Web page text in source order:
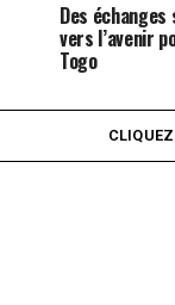
Des
vers l’avenir
Togo